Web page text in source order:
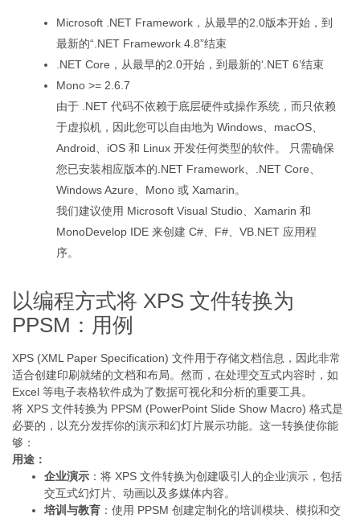
Microsoft .NET Framework，从最早的2.0版本开始，到
最新的“.NET Framework 4.8”结束
.NET Core，从最早的2.0开始，到最新的‘.NET 6’结束
Mono >= 2.6.7
由于 .NET 代码不依赖于底层硬件或操作系统，而只依赖
于虚拟机，因此您可以自由地为 Windows、macOS、
Android、iOS 和 Linux 开发任何类型的软件。 只需确保
您已安装相应版本的.NET Framework、.NET Core、
Windows Azure、Mono 或 Xamarin。
我们建议使用 Microsoft Visual Studio、Xamarin 和
MonoDevelop IDE 来创建 C#、F#、VB.NET 应用程
序。
以编程方式将 XPS 文件转换为
PPSM：用例
XPS (XML Paper Specification) 文件用于存储文档信息，因此非常
适合创建印刷就绪的文档和布局。然而，在处理交互式内容时，如
Excel 等电子表格软件成为了数据可视化和分析的重要工具。
将 XPS 文件转换为 PPSM (PowerPoint Slide Show Macro) 格式是
必要的，以充分发挥你的演示和幻灯片展示功能。这一转换使你能
够：
用途：
企业演示 ：将 XPS 文件转换为创建吸引人的企业演示，包括
交互式幻灯片、动画以及多媒体内容。
培训与教育 ：使用 PPSM 创建定制化的培训模块、模拟和交